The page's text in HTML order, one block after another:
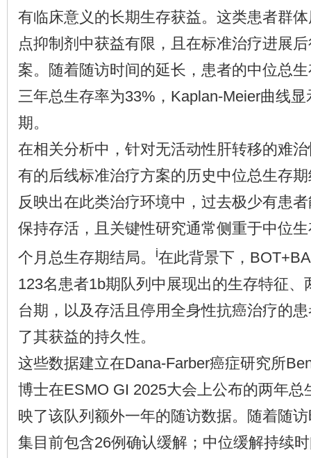
有临床意义的长期生存获益。这类患者群
点抑制剂中获益有限，且在标准治疗进展
案。随着随访时间的延长，患者的中位总
三年总生存率为33%，Kaplan-Meier曲线
期。
在相关分析中，针对无活动性肝转移的难
有的后线标准治疗方案的历史中位总生存
反映出在此类治疗环境中，过去极少有患
保持存活，且关键性研究通常侧重于中位
个月总生存期结局。
i在此背景下，
123名患者1b期队列中展现出的生存特征、
台期，以及存活且停用全身性抗癌治疗的
了其获益的持久性。
这些数据建立在Dana-Farber癌症研究所
博士在ESMO GI 2025大会上公布的两年总
映了该队列额外一年的随访数据。随着随
集目前包含26例确认缓解；中位缓解持续